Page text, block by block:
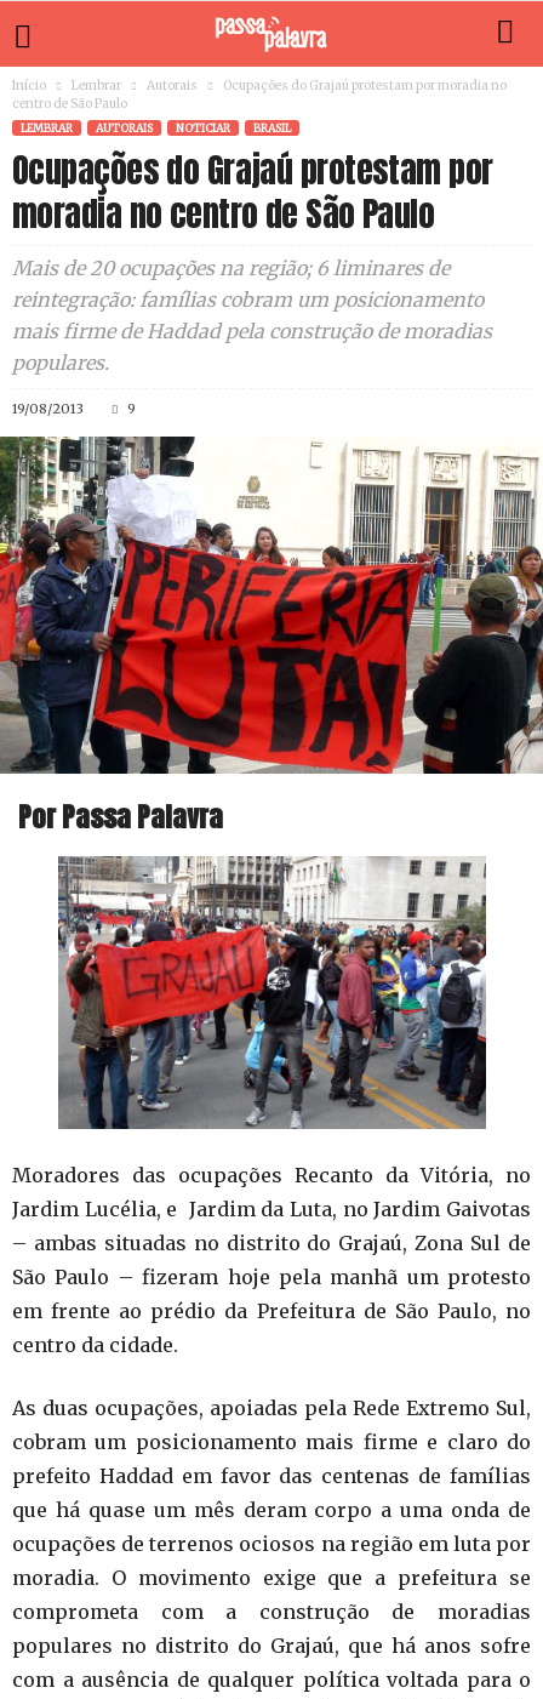
Início Lembrar Autorais
Ocupações do Grajaú protestam por moradia no
centro de São Paulo
LEMBRAR AUTORAIS NOTICIAR BRASIL
Ocupações do Grajaú protestam por
moradia no centro de São Paulo
Mais de 20 ocupações na região; 6 liminares de
reintegração: famílias cobram um posicionamento
mais firme de Haddad pela construção de moradias
populares.
19/08/2013 9
Por Passa Palavra
Moradores das ocupações Recanto da Vitória, no
Jardim Lucélia, e Jardim da Luta, no Jardim Gaivotas
– ambas situadas no distrito do Grajaú, Zona Sul de
São Paulo – fizeram hoje pela manhã um protesto
em frente ao prédio da Prefeitura de São Paulo, no
centro da cidade.
As duas ocupações, apoiadas pela Rede Extremo Sul,
cobram um posicionamento mais firme e claro do
prefeito Haddad em favor das centenas de famílias
que há quase um mês deram corpo a uma onda de
ocupações de terrenos ociosos na região em luta por
moradia. O movimento exige que a prefeitura se
comprometa com a construção de moradias
populares no distrito do Grajaú, que há anos sofre
com a ausência de qualquer política voltada para o